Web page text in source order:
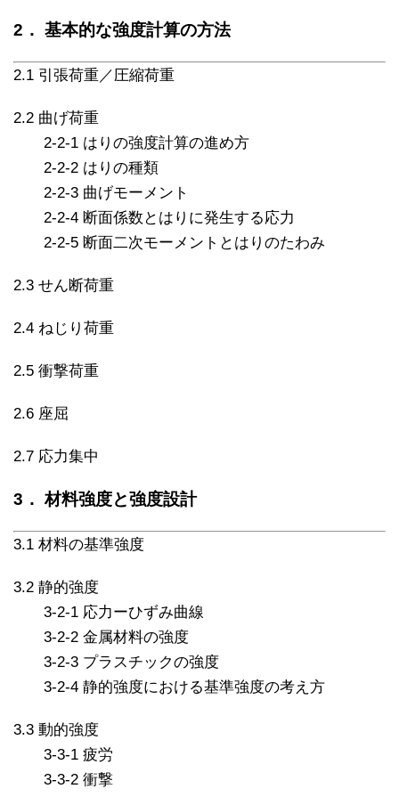
2． 基本的な強度計算の方法
2.1 引張荷重／圧縮荷重
2.2 曲げ荷重
2-2-1 はりの強度計算の進め方
2-2-2 はりの種類
2-2-3 曲げモーメント
2-2-4 断面係数とはりに発生する応力
2-2-5 断面二次モーメントとはりのたわみ
2.3 せん断荷重
2.4 ねじり荷重
2.5 衝撃荷重
2.6 座屈
2.7 応力集中
3． 材料強度と強度設計
3.1 材料の基準強度
3.2 静的強度
3-2-1 応力ーひずみ曲線
3-2-2 金属材料の強度
3-2-3 プラスチックの強度
3-2-4 静的強度における基準強度の考え方
3.3 動的強度
3-3-1 疲労
3-3-2 衝撃